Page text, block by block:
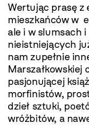
Wertując prasę z
mieszkańców w
ale i w slumsach
nieistniejących
nam zupełnie
Marszałkowskiej
pasjonującej
morfinistów,
dzieł sztuki,
wróżbitów, a